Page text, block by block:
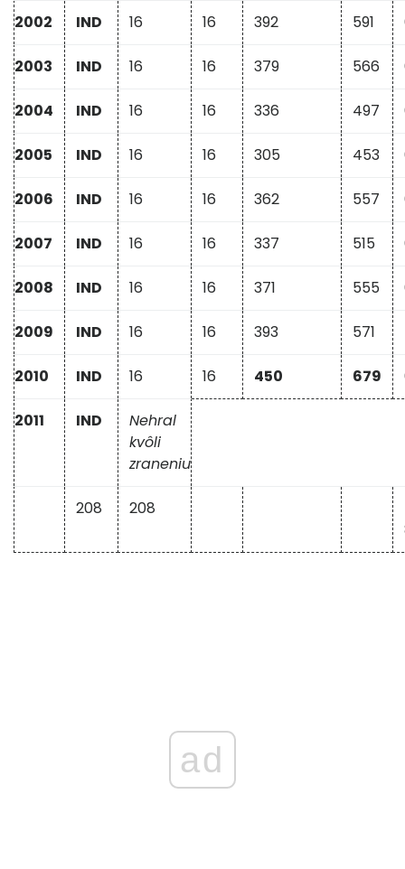
2002 IND 16 16 392 591
2003 IND 16 16 379 566
2004 IND 16 16 336 497
2005 IND 16 16 305 453
2006 IND 16 16 362 557
2007 IND 16 16 337 515
2008 IND 16 16 371 555
2009 IND 16 16 393 571
2010 IND 16 16 450 679
2011 IND
Nehral
kvôli
zraneniu
208 208
ad